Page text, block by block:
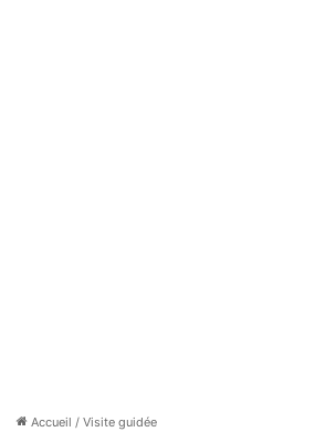
Accueil / Visite guidée